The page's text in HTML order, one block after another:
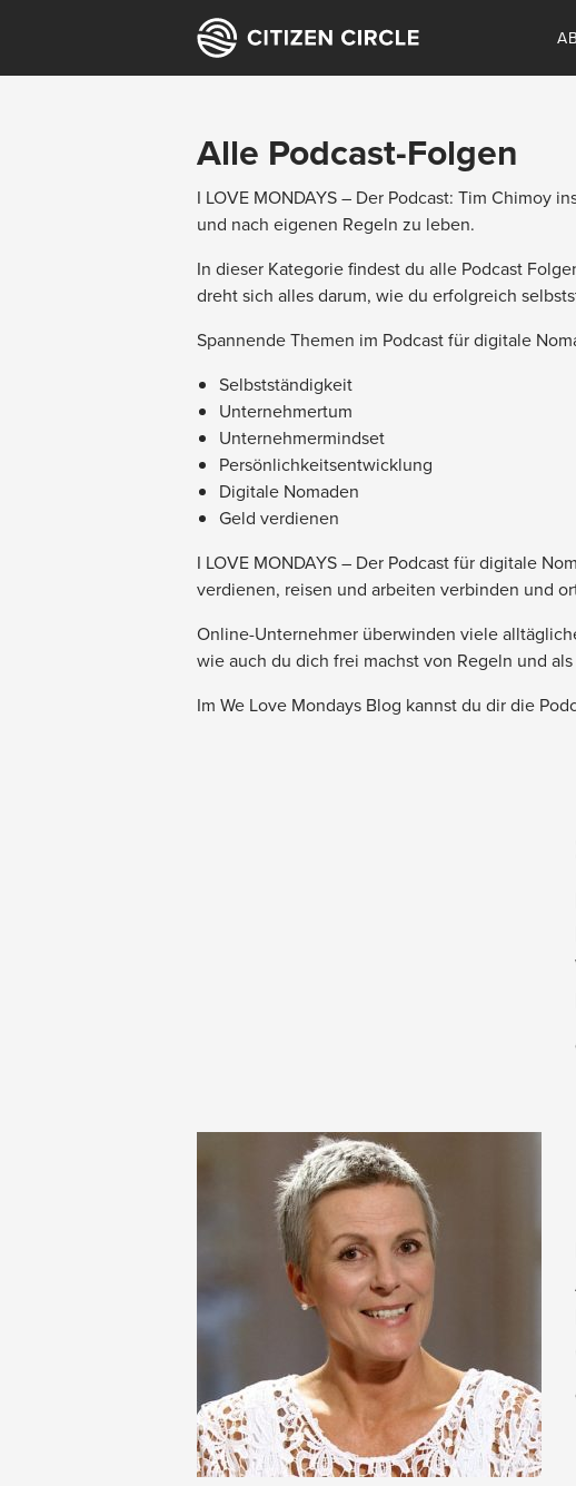
Alle Podcast-Folgen
I LOVE MONDAYS – Der Podcast: Tim Chimoy
und nach eigenen Regeln zu leben.
In dieser Kategorie findest du alle Podcast
dreht sich alles darum, wie du erfolgreich
Spannende Themen im Podcast für digitale
Selbstständigkeit
Unternehmertum
Unternehmermindset
Persönlichkeitsentwicklung
Digitale Nomaden
Geld verdienen
I LOVE MONDAYS – Der Podcast für digitale
verdienen, reisen und arbeiten verbinden und
Online-Unternehmer überwinden viele
wie auch du dich frei machst von Regeln und
Im We Love Mondays Blog kannst du dir die